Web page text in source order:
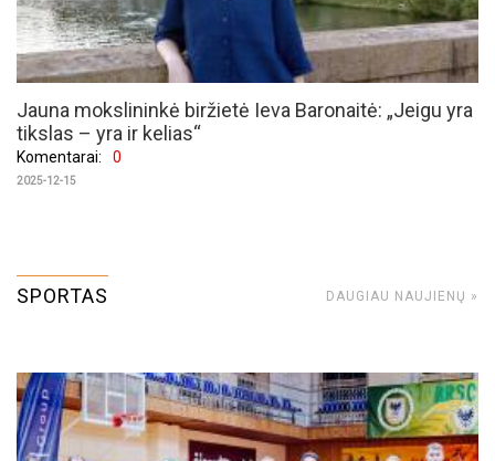
Jauna mokslininkė biržietė Ieva Baronaitė: „Jeigu yra
tikslas – yra ir kelias“
Komentarai: 0
2025-12-15
SPORTAS DAUGIAU NAUJIENŲ »